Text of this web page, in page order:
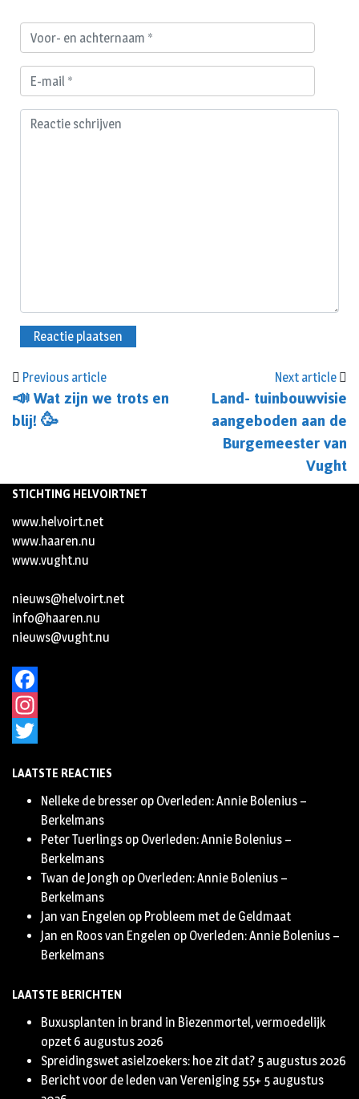
Previous article
📣 Wat zijn we trots en
blij! 🥳
Next article
Land- tuinbouwvisie
aangeboden aan de
Burgemeester van
Vught
STICHTING HELVOIRTNET
www.helvoirt.net
www.haaren.nu
www.vught.nu
nieuws@helvoirt.net
info@haaren.nu
nieuws@vught.nu
Facebook
Instagram
LAATSTE REACTIES
Nelleke de bresser op Overleden: Annie Bolenius –
Berkelmans
Peter Tuerlings op Overleden: Annie Bolenius –
Berkelmans
Twan de Jongh op Overleden: Annie Bolenius –
Berkelmans
Jan van Engelen op Probleem met de Geldmaat
Jan en Roos van Engelen op Overleden: Annie Bolenius –
Berkelmans
LAATSTE BERICHTEN
Buxusplanten in brand in Biezenmortel, vermoedelijk
opzet 6 augustus 2026
Spreidingswet asielzoekers: hoe zit dat? 5 augustus 2026
Bericht voor de leden van Vereniging 55+ 5 augustus